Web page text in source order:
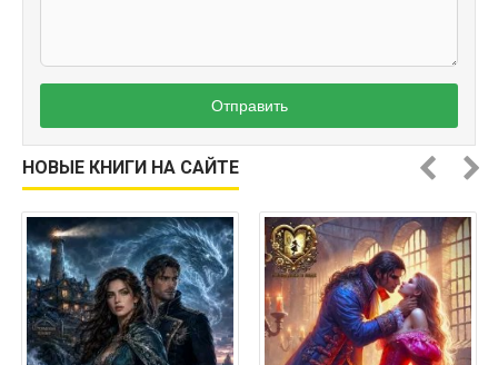
Отправить
НОВЫЕ КНИГИ НА САЙТЕ